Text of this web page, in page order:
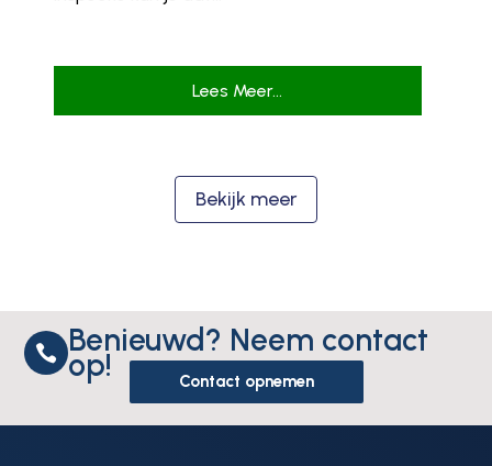
Lees Meer...
Bekijk meer
 Benieuwd? Neem contact
op! Contact opnemen